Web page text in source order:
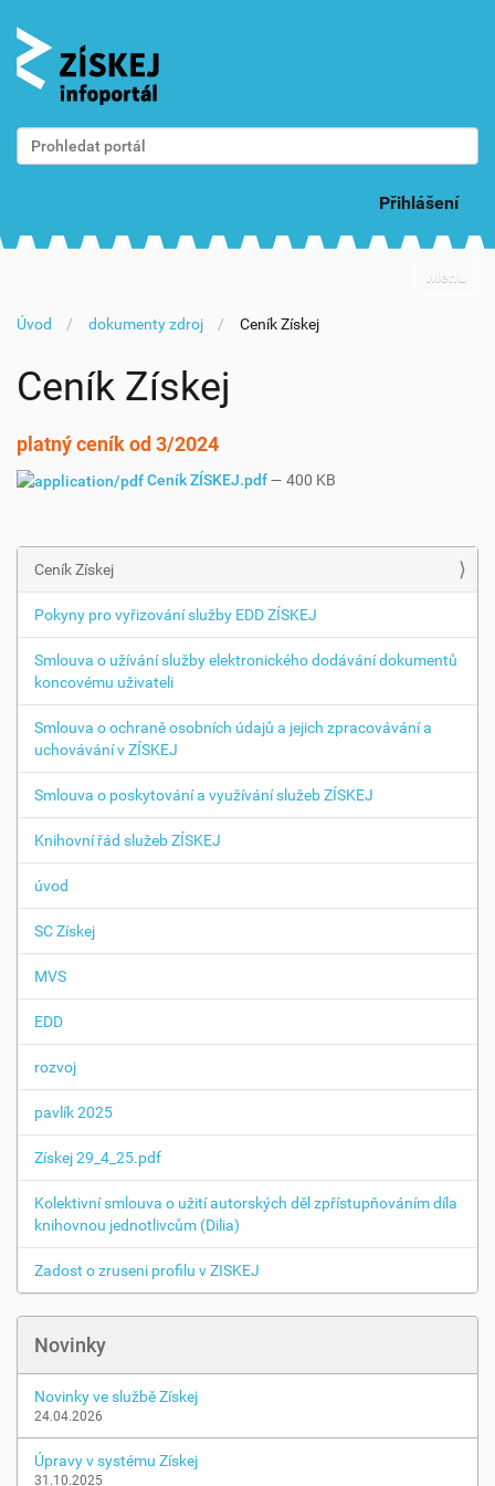
Vyhledat
Přihlášení
Toggle
Úvod dokumenty zdroj Ceník Získej
Ceník Získej
platný ceník od 3/2024
Ceník ZÍSKEJ.pdf— 400 KB
N
i
g
a
c
e
Ceník Získej
Pokyny pro vyřizování služby EDD ZÍSKEJ
Smlouva o užívání služby elektronického dodávání dokumentů
koncovému uživateli
Smlouva o ochraně osobních údajů a jejich zpracovávání a
uchovávání v ZÍSKEJ
Smlouva o poskytování a využívání služeb ZÍSKEJ
Knihovní řád služeb ZÍSKEJ
úvod
SC Získej
MVS
EDD
rozvoj
pavlík 2025
Získej 29_4_25.pdf
Kolektivní smlouva o užití autorských děl zpřístupňováním díla
knihovnou jednotlivcům (Dilia)
Zadost o zruseni profilu v ZISKEJ
Novinky
Novinky ve službě Získej
24.04.2026
Úpravy v systému Získej
31.10.2025